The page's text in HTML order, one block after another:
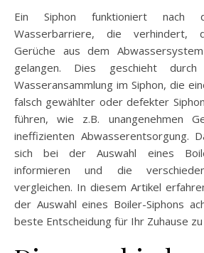
Ein Siphon funktioniert nach
Wasserbarriere, die verhindert,
Gerüche aus dem
gelangen. Dies geschieht
Wasseransammlung im Siphon, die
falsch gewählter oder defekter
führen, wie z.B. unangenehmen
ineffizienten Abwasserentsorgung.
sich bei der Auswahl eines
informieren und die
vergleichen. In diesem Artikel
der Auswahl eines Boiler-Siphons
beste Entscheidung für Ihr Zuhause